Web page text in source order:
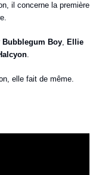
il concerne la première
Bubblegum Boy, Ellie
.
elle fait de même.